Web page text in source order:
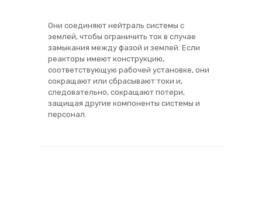
Они соединяют нейтраль системы с
землей, чтобы ограничить ток в случае
замыкания между фазой и землей. Если
реакторы имеют конструкцию,
соответствующую рабочей установке, они
сокращают или сбрасывают токи и,
следовательно, сокращают потери,
защищая другие компоненты системы и
персонал.